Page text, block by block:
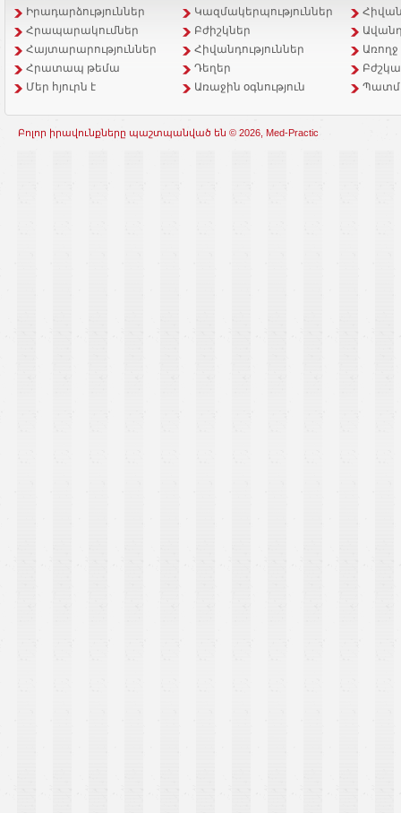
Իրադարձություններ
Կազմակերպություններ
Հրապարակումներ
Բժիշկներ
Հայտարարություններ
Հիվանդություններ
Հրատապ թեմա
Դեղեր
Մեր հյուրն է
Առաջին օգնություն
Բոլոր իրավունքները պաշտպանված են © 2026, Med-Practic